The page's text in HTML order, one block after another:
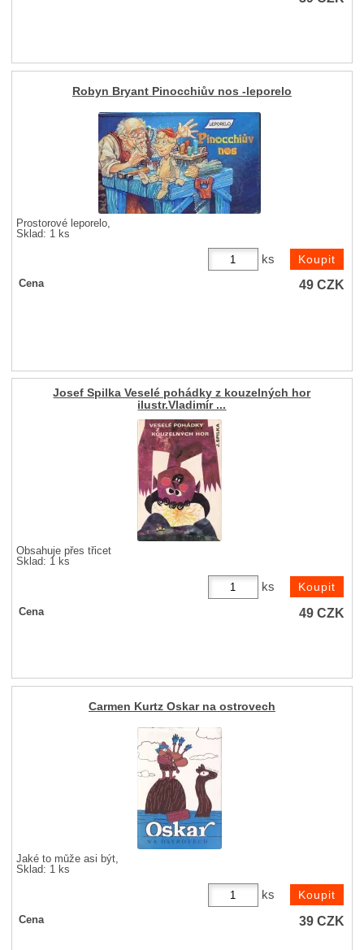
Robyn Bryant Pinocchiův nos -leporelo
Prostorové leporelo,
Sklad: 1 ks
ks
Cena 49CZK
Josef Spilka Veselé pohádky z kouzelných hor
ilustr.Vladimír ...
Obsahuje přes třicet
Sklad: 1 ks
ks
Cena 49CZK
Carmen Kurtz Oskar na ostrovech
Jaké to může asi být,
Sklad: 1 ks
ks
Cena 39CZK